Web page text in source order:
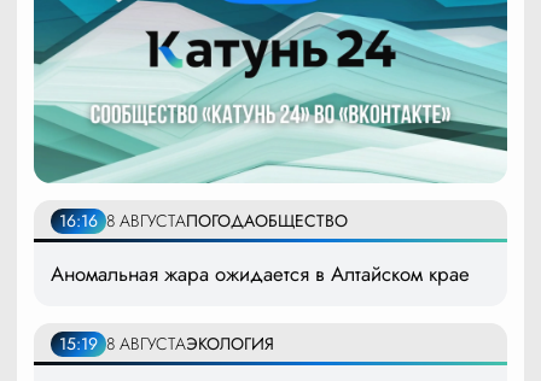
16:16 8 АВГУСТАПОГОДАОБЩЕСТВО
Аномальная жара ожидается в Алтайском крае
15:19 8 АВГУСТАЭКОЛОГИЯ